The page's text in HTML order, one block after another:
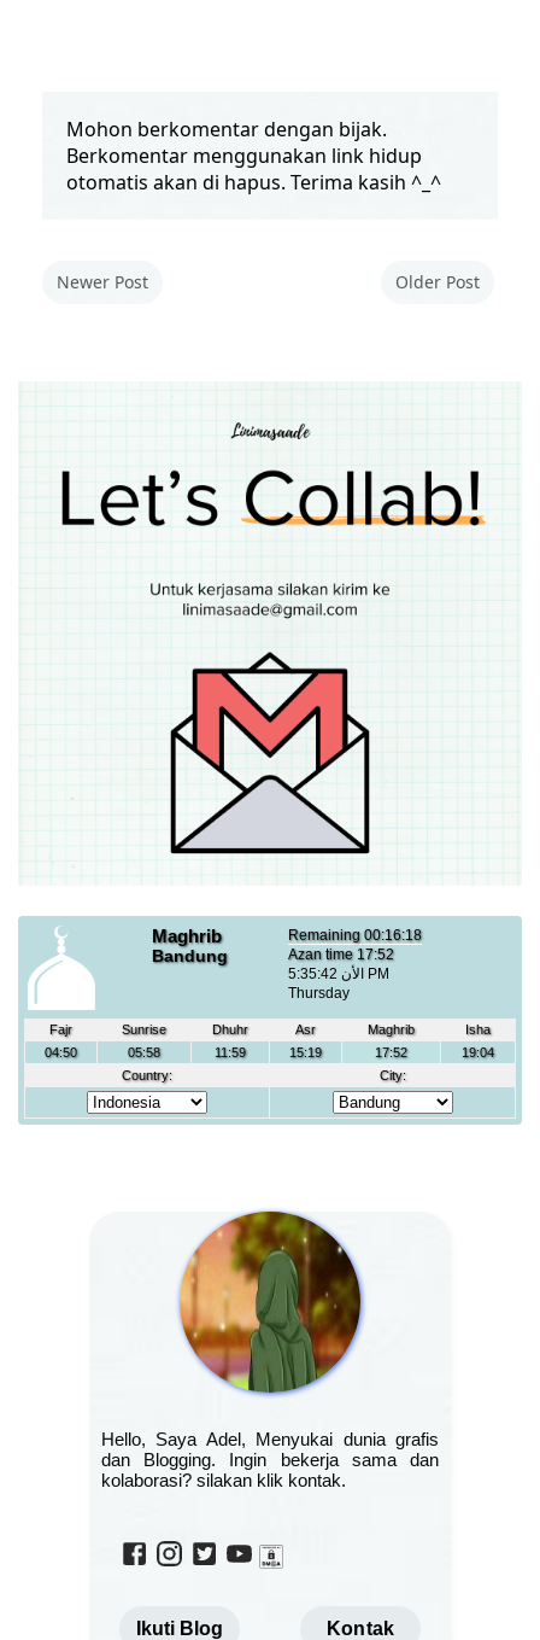
Mohon berkomentar dengan bijak.
Berkomentar menggunakan link hidup
otomatis akan di hapus. Terima kasih ^_^
Newer Post Older Post
Hello, Saya Adel, Menyukai dunia grafis
dan Blogging. Ingin bekerja sama dan
kolaborasi? silakan klik kontak.
Ikuti Blog Kontak